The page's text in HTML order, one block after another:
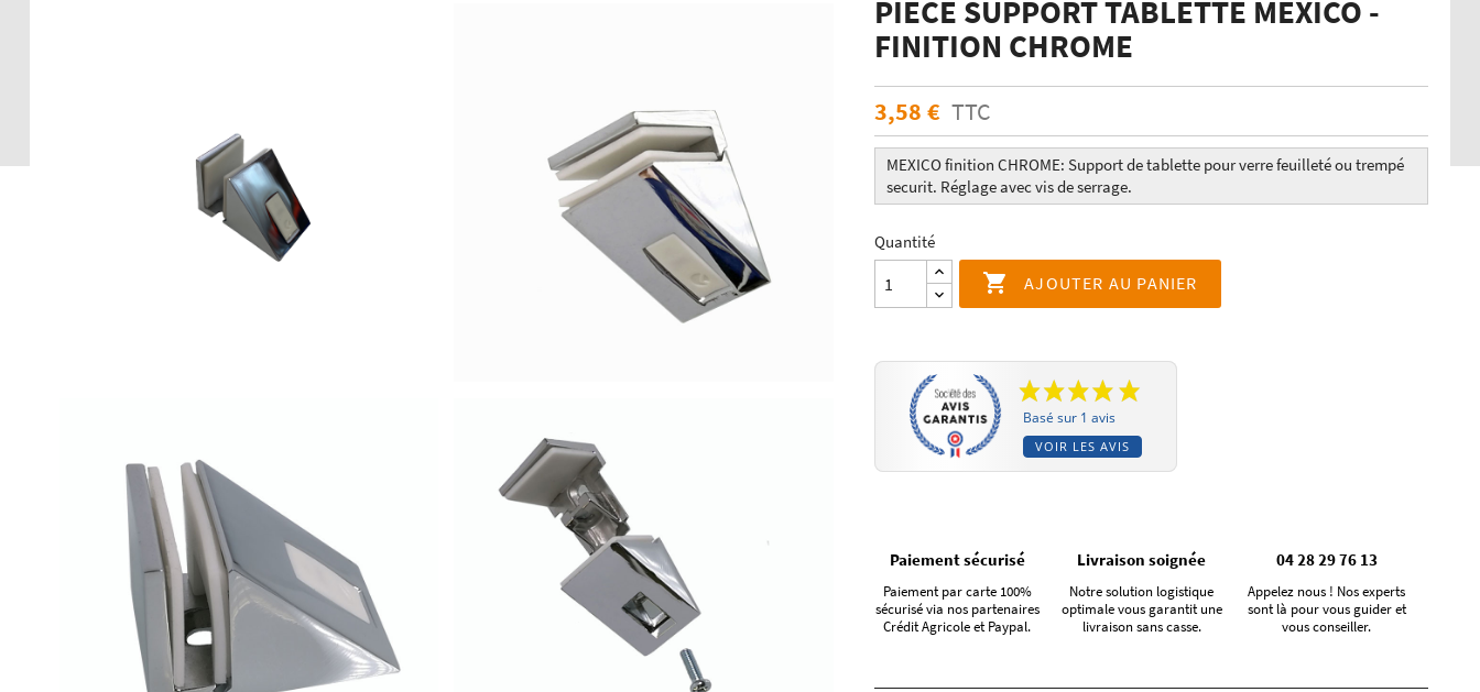
ACCESSOIRES DE POSE POUR
Accessoires pour crédence
Echantillons de verre dépoli emaillé et
Echantillons de verre emaillé et trempé
Echantillons de verres dépolis laqués
Echantillons de verres laqués
PIECE SUPPORT TABLETTE MEXICO -
FINITION CHROME
3,58 € TTC
MEXICO finition CHROME: Support de tablette pourverre feuilleté ou trempé
securit. Réglage avec vis de serrage.
Quantité
 AJOUTER AU PANIER
Basé sur 1 avis
VOIR LES AVIS
Paiement sécurisé
Paiement par carte 100%
sécurisé via nos partenaires
Crédit Agricole et Paypal.
Livraison soignée
Notre solution logistique
optimale vous garantit une
livraison sans casse.
04 28 29 76 13
Appelez nous ! Nos experts
sont là pour vous guider et
vous conseiller.